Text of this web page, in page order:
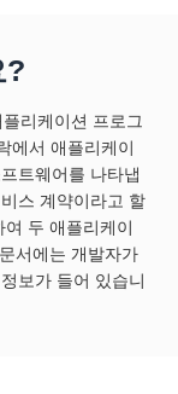
?
리케이션 프로그
에서 애플리케이
트웨어를 나타냅
스 계약이라고 할
두 애플리케이
서에는 개발자가
보가 들어 있습니